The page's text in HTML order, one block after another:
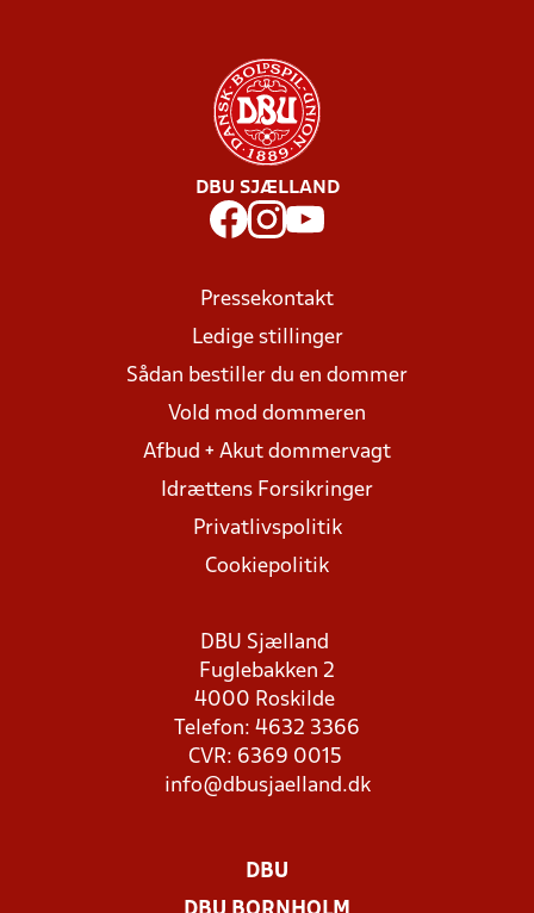
DBU SJÆLLAND
Pressekontakt
Ledige stillinger
Sådan bestiller du en dommer
Vold mod dommeren
Afbud + Akut dommervagt
Idrættens Forsikringer
Privatlivspolitik
Cookiepolitik
DBU Sjælland
Fuglebakken 2
4000 Roskilde
Telefon: 4632 3366
CVR: 6369 0015
info@dbusjaelland.dk
DBU